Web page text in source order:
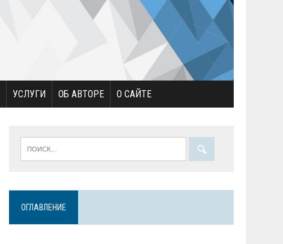
УСЛУГИ ОБ АВТОРЕ О САЙТЕ
ОГЛАВЛЕНИЕ